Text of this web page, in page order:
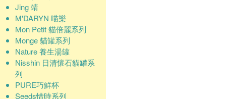
Jing 靖
M'DARYN 喵樂
Mon Petit 貓倍麗系列
Monge 貓罐系列
Nature 養生湯罐
Nisshin 日清懷石貓罐系
列
PURE巧鮮杯
Seeds惜時系列